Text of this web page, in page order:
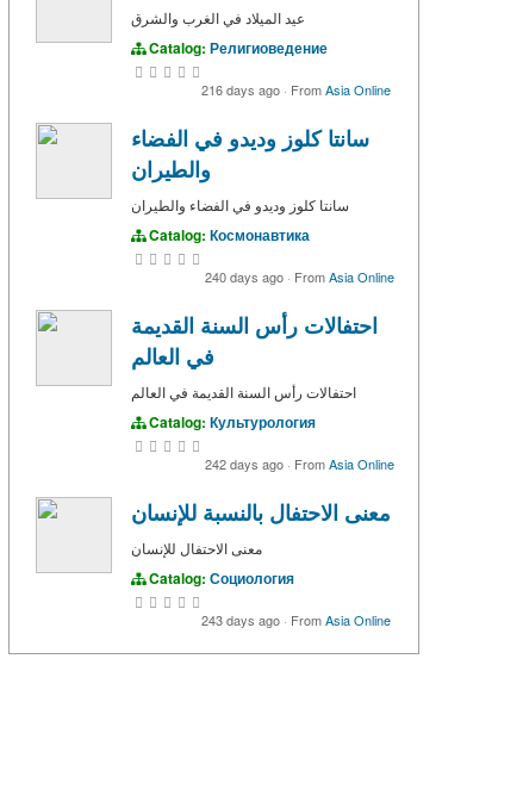
عيد الميلاد في الغرب والشرق
Catalog: Религиоведение
216 days ago · FromAsia Online
سانتا كلوز وديدو في الفضاء
والطيران
سانتا كلوز وديدو في الفضاء والطيران
Catalog: Космонавтика
240 days ago · FromAsia Online
احتفالات رأس السنة القديمة
في العالم
احتفالات رأس السنة القديمة في العالم
Catalog: Культурология
242 days ago · FromAsia Online
معنى الاحتفال بالنسبة للإنسان
معنى الاحتفال للإنسان
Catalog: Социология
243 days ago · FromAsia Online